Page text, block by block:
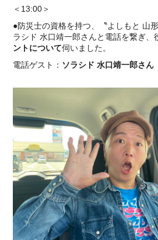
＜13:00＞
●防災士の資格を持つ、〝よしもと 山
ラシド 水口靖一郎さんと電話を繋ぎ、
ントについて伺いました。
電話ゲスト： ソラシド 水口靖一郎さん